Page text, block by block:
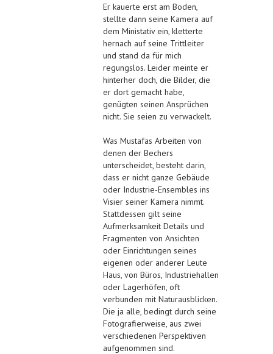
Er kauerte erst am Boden,
stellte dann seine Kamera auf
dem Ministativ ein, kletterte
hernach auf seine Trittleiter
und stand da für mich
regungslos. Leider meinte er
hinterher doch, die Bilder, die
er dort gemacht habe,
genügten seinen Ansprüchen
nicht. Sie seien zu verwackelt.
Was Mustafas Arbeiten von
denen der Bechers
unterscheidet, besteht darin,
dass er nicht ganze Gebäude
oder Industrie-Ensembles ins
Visier seiner Kamera nimmt.
Stattdessen gilt seine
Aufmerksamkeit Details und
Fragmenten von Ansichten
oder Einrichtungen seines
eigenen oder anderer Leute
Haus, von Büros, Industriehallen
oder Lagerhöfen, oft
verbunden mit Naturausblicken.
Die ja alle, bedingt durch seine
Fotografierweise, aus zwei
verschiedenen Perspektiven
aufgenommen sind.